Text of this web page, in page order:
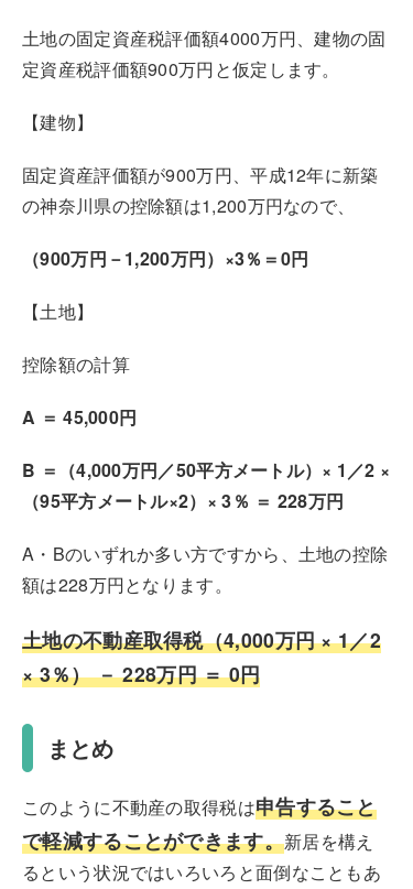
土地の固定資産税評価額4000万円、建物の固
定資産税評価額900万円と仮定します。
【建物】
固定資産評価額が900万円、平成12年に新築
の神奈川県の控除額は1,200万円なので、
（900万円－1,200万円）×3％＝0円
【土地】
控除額の計算
A ＝ 45,000円
B ＝（4,000万円／50平方メートル）× 1／2 ×
（95平方メートル×2）× 3％ ＝ 228万円
A・Bのいずれか多い方ですから、土地の控除
額は228万円となります。
土地の不動産取得税（4,000万円 × 1／2
× 3％） － 228万円 ＝ 0円
まとめ
このように不動産の取得税は申告すること
で軽減することができます。新居を構え
るという状況ではいろいろと面倒なこともあ